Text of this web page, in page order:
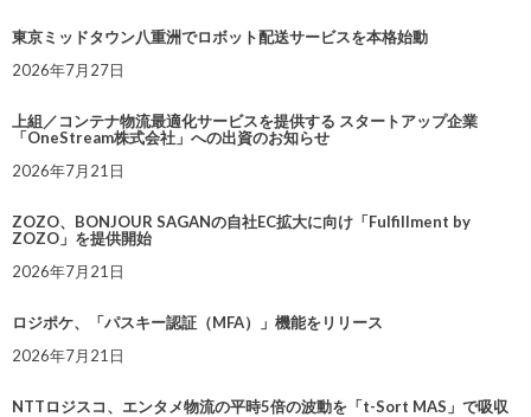
東京ミッドタウン八重洲でロボット配送サービスを本格始動
2026年7月27日
上組／コンテナ物流最適化サービスを提供する スタートアップ企業
「OneStream株式会社」への出資のお知らせ
2026年7月21日
ZOZO、BONJOUR SAGANの自社EC拡大に向け「Fulfillment by
ZOZO」を提供開始
2026年7月21日
ロジポケ、「パスキー認証（MFA）」機能をリリース
2026年7月21日
NTTロジスコ、エンタメ物流の平時5倍の波動を「t-Sort MAS」で吸収